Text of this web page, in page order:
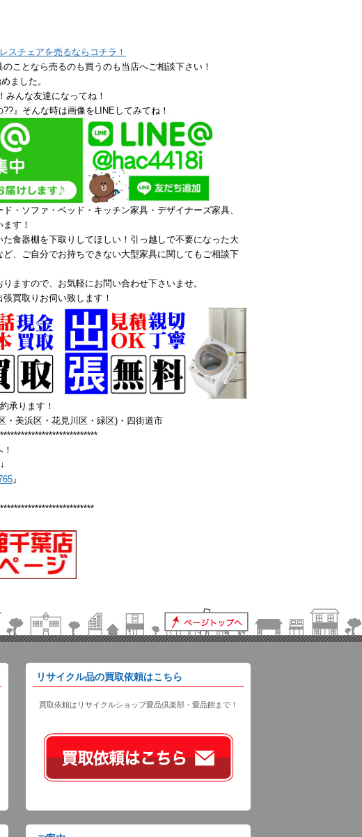
スチェアを売るならコチラ！
ことなら売るのも買うのも当店へご相談下さい！
ました。
んな友達になってね！
』そんな時は画像をLINEしてみてね！
・ソファ・ベッド・キッチン家具・デザイナーズ家具、
す！
食器棚を下取りしてほしい！引っ越しで不要になった大
、ご自分でお持ちできない大型家具に関してもご相談下
ますので、お気軽にお問い合わせ下さいませ。
買取りお伺い致します！
承ります！
・美浜区・花見川区・緑区)・四街道市
』
リサイクル品の買取依頼はこちら
買取依頼はリサイクルショップ愛品倶楽部・愛品館まで！